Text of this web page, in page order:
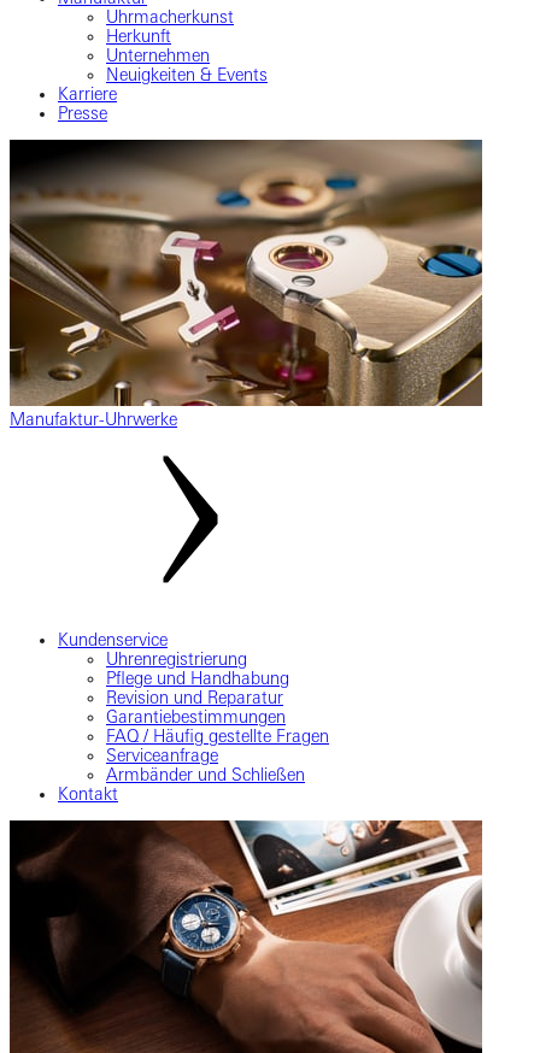
Uhrmacherkunst
Herkunft
Unternehmen
Neuigkeiten & Events
Karriere
Presse
Manufaktur-Uhrwerke
Kundenservice
Uhrenregistrierung
Pflege und Handhabung
Revision und Reparatur
Garantiebestimmungen
FAQ / Häufig gestellte Fragen
Serviceanfrage
Armbänder und Schließen
Kontakt